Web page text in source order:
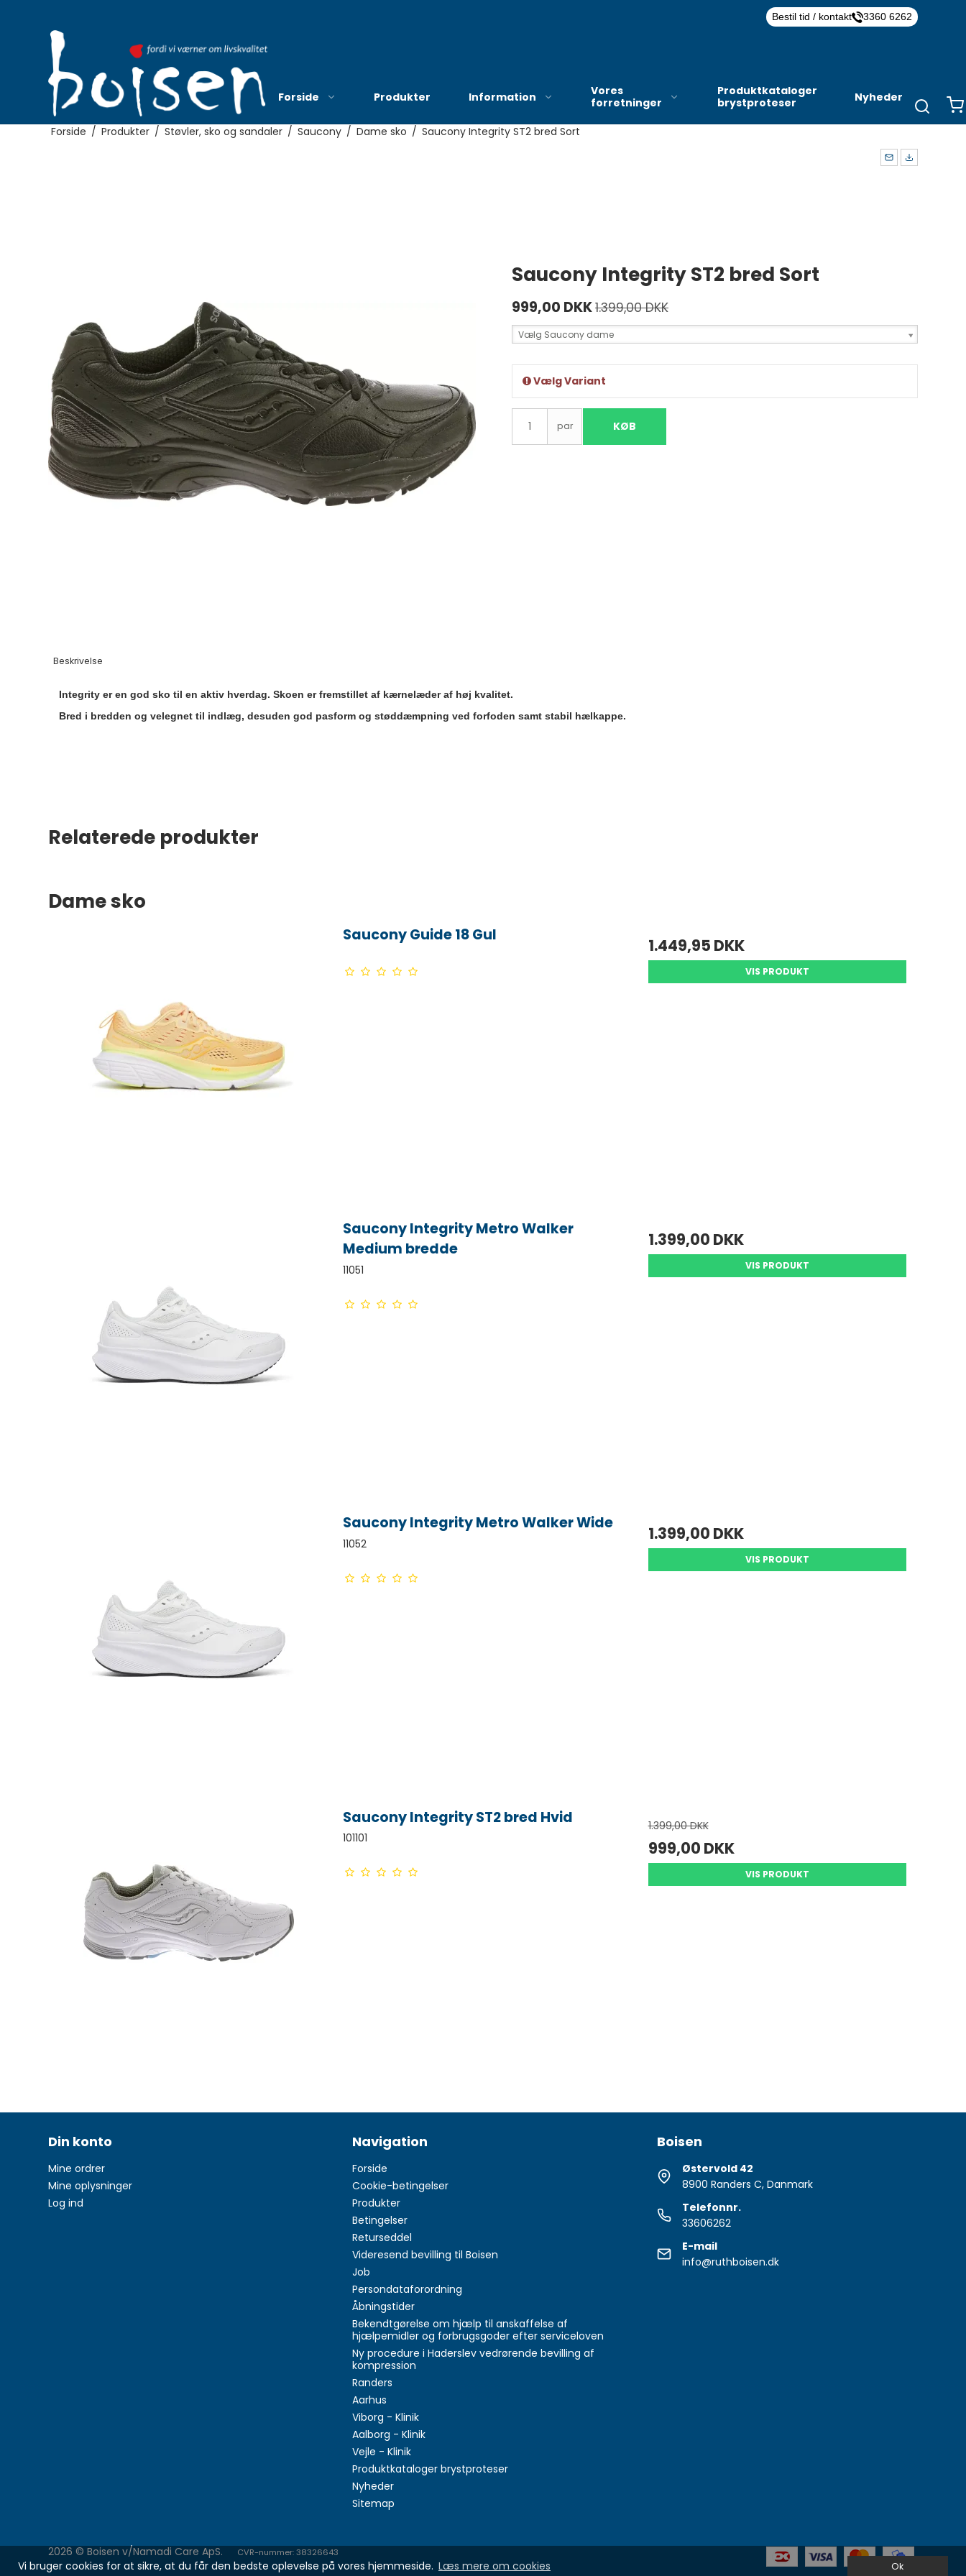
Vi bruger cookies for at sikre, at du får den bedste oplevelse på vores hjemmeside. Læs mere om cookies Ok
Bestil tid / kontakt 3360 6262
Forside Produkter Information
Ny procedure i
bevilling af kompression
Vores
forretninger
Produktkataloger
brystproteser
Nyheder
Forside / Produkter / Støvler, sko og sandaler / Saucony / Dame sko / Saucony Integrity ST2 bred Sort
Saucony Integrity ST2 bred Sort
999,00 DKK1.399,00 DKK
Vælg Saucony dame
Vælg Variant
par KØB
Beskrivelse
Integrity er en god sko til en aktiv hverdag. Skoen er fremstillet af kærnelæder af høj kvalitet.
Bred i bredden og velegnet til indlæg, desuden god pasform og støddæmpning ved forfoden samt stabil hælkappe.
Relaterede produkter
Dame sko
Saucony Guide 18 Gul
1.449,95 DKK
VIS PRODUKT
Saucony Integrity Metro Walker
Medium bredde
11051
1.399,00 DKK
VIS PRODUKT
Saucony Integrity Metro Walker Wide
11052 1.399,00 DKK
VIS PRODUKT
Saucony Integrity ST2 bred Hvid
101101
1.399,00 DKK
999,00 DKK
VIS PRODUKT
Din konto
Mine ordrer
Mine oplysninger
Log ind
Navigation
Forside
Cookie-betingelser
Produkter
Betingelser
Returseddel
Videresend bevilling til Boisen
Job
Persondataforordning
Åbningstider
Bekendtgørelse om hjælp til anskaffelse af
hjælpemidler og forbrugsgoder efter serviceloven
Ny procedure i Haderslev vedrørende bevilling af
kompression
Randers
Aarhus
Viborg - Klinik
Aalborg - Klinik
Vejle - Klinik
Produktkataloger brystproteser
Nyheder
Sitemap
Boisen
Østervold 42
8900 Randers C, Danmark
Telefonnr.
33606262
E-mail
info@ruthboisen.dk
2026 © Boisen v/Namadi Care ApS. CVR-nummer: 38326643